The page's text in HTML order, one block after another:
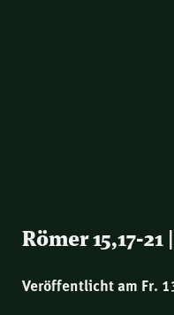
Römer 15,17-
Veröffentlicht am Fr.